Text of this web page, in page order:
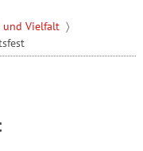
und Vielfalt